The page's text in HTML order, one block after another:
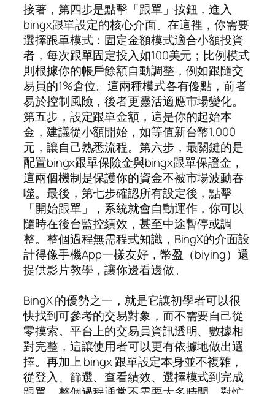
接著，第四步是點擊「跟單」按鈕，進入
bingx跟單設定的核心介面。在這裡，你需要
選擇跟單模式：固定金額模式適合小額投資
者，每次跟單固定投入如100美元；比例模式
則根據你的帳戶餘額自動調整，例如跟隨交
易員的1%倉位。這兩種模式各有優點，前者
易於控制風險，後者更靈活適應市場變化。
第五步，設定跟單金額，這是你的起始本
金，建議從小額開始，如等值新台幣1,000
元，讓自己熟悉流程。第六步，最關鍵的是
配置bingx跟單保險金與bingx跟單保證金，
這兩個機制是保護你的資金不被市場波動吞
噬。最後，第七步確認所有設定後，點擊
「開始跟單」，系統就會自動運作，你可以
隨時在後台監控績效，甚至中途暫停或調
整。整個過程無需程式知識，BingX的介面設
計得像手機App一樣友好，幣盈（biying）還
提供影片教學，讓你邊看邊做。
BingX 的優勢之一，就是它讓初學者可以很
快找到可參考的交易對象，而不需要自己從
零摸索。平台上的交易員資訊透明、數據相
對完整，這讓使用者可以更有依據地做出選
擇。再加上 bingx 跟單設定本身並不複雜，
從登入、篩選、查看績效、選擇模式到完成